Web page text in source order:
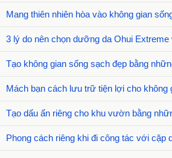
Mang thiên nhiên hòa vào không gian
3 lý do nên chọn dưỡng da Ohui Extreme
Tạo không gian sống sạch đẹp bằng
Mách bạn cách lưu trữ tiện lợi cho không
Tạo dấu ấn riêng cho khu vườn bằng
Phong cách riêng khi đi công tác với cặp